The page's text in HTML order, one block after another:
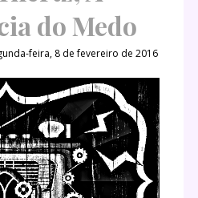
do Medo
feira, 8 de fevereiro de 2016